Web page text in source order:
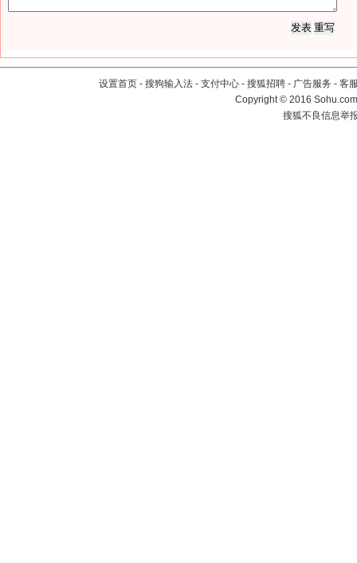
设置首页 - 搜狗输入法 - 支付中心 - 搜狐招聘 - 广告服务 - 客
Copyright©2016
搜狐不良信息举